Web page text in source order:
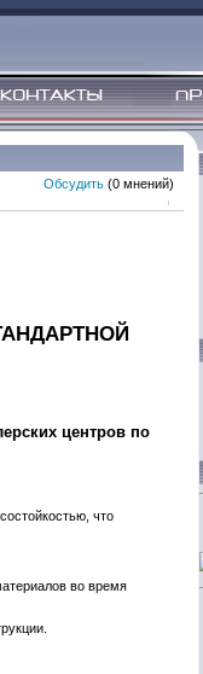
Обсудить (0 мнений)
центров по
что
во время